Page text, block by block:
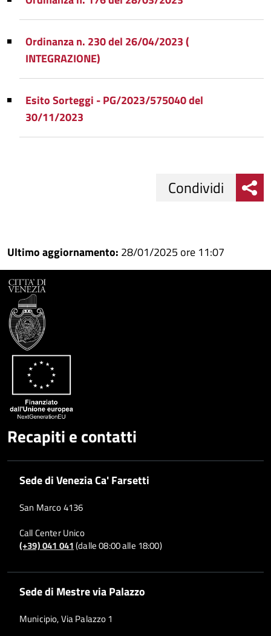
Ordinanza n. 230 del 26/04/2023 (
INTEGRAZIONE)
Esito Sorteggi - PG/2023/575040 del
30/11/2023
su
Facebook
Condividi
su
Condividi
Condividi
Ultimo aggiornamento: 28/01/2025 ore 11:07
Recapiti e contatti
Sede di Venezia Ca' Farsetti
San Marco 4136
Call Center Unico
(+39) 041 041(dalle 08:00 alle 18:00)
Sede di Mestre via Palazzo
Municipio, Via Palazzo 1